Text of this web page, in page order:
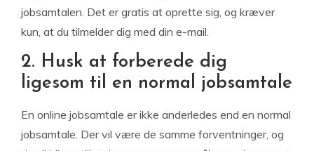
jobsamtalen. Det er gratis at oprette sig, og kræver
kun, at du tilmelder dig med din e-mail.
2. Husk at forberede dig
ligesom til en normal jobsamtale
En online jobsamtale er ikke anderledes end en normal
jobsamtale. Der vil være de samme forventninger, og